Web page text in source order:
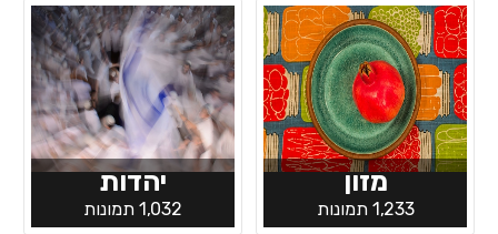
מזון
1,233 תמונות
יהדות
1,032 תמונות